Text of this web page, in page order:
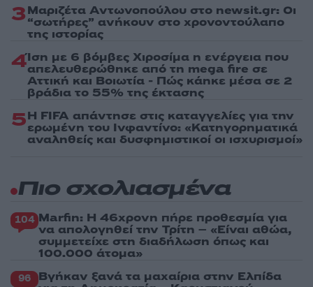
3Μαριζέτα Αντωνοπούλου στο newsit.gr: Οι
“σωτήρες” ανήκουν στο χρονοντούλαπο
της ιστορίας
4Ίση με 6 βόμβες Χιροσίμα η ενέργεια που
απελευθερώθηκε από τη mega fire σε
Αττική και Βοιωτία - Πώς κάηκε μέσα σε 2
βράδια το 55% της έκτασης
5Η FIFA απάντησε στις καταγγελίες για την
ερωμένη του Ινφαντίνο: «Κατηγορηματικά
αναληθείς και δυσφημιστικοί οι ισχυρισμοί»
Πιο σχολιασμένα
104 Marfin: Η 46χρονη πήρε προθεσμία για
να απολογηθεί την Τρίτη – «Είναι αθώα,
συμμετείχε στη διαδήλωση όπως και
100.000 άτομα»
96 Βγήκαν ξανά τα μαχαίρια στην Ελπίδα